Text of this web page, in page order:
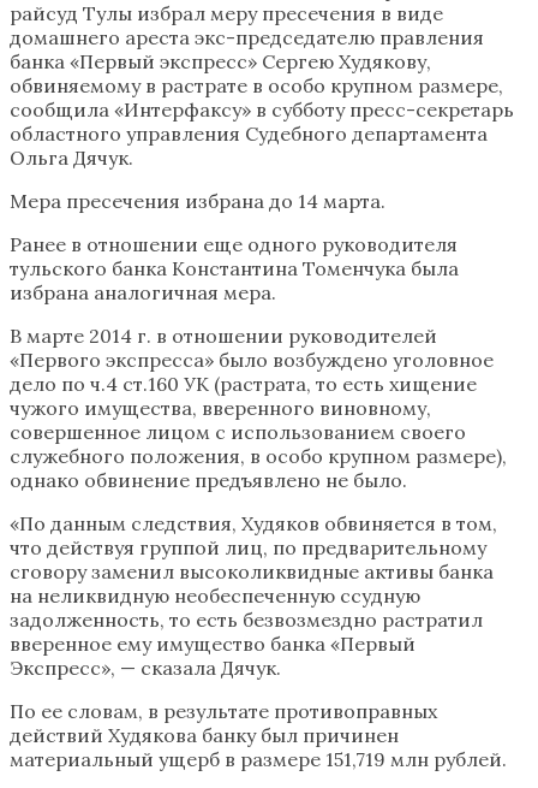
райсуд Тулы избрал меру пресечения в виде
домашнего ареста экс-председателю правления
банка «Первый экспресс» Сергею Худякову,
обвиняемому в растрате в особо крупном размере,
сообщила «Интерфаксу» в субботу пресс-секретарь
областного управления Судебного департамента
Ольга Дячук.
Мера пресечения избрана до 14 марта.
Ранее в отношении еще одного руководителя
тульского банка Константина Томенчука была
избрана аналогичная мера.
В марте 2014 г. в отношении руководителей
«Первого экспресса» было возбуждено уголовное
дело по ч.4 ст.160 УК (растрата, то есть хищение
чужого имущества, вверенного виновному,
совершенное лицом с использованием своего
служебного положения, в особо крупном размере),
однако обвинение предъявлено не было.
«По данным следствия, Худяков обвиняется в том,
что действуя группой лиц, по предварительному
сговору заменил высоколиквидные активы банка
на неликвидную необеспеченную ссудную
задолженность, то есть безвозмездно растратил
вверенное ему имущество банка «Первый
Экспресс», — сказала Дячук.
По ее словам, в результате противоправных
действий Худякова банку был причинен
материальный ущерб в размере 151,719 млн рублей.